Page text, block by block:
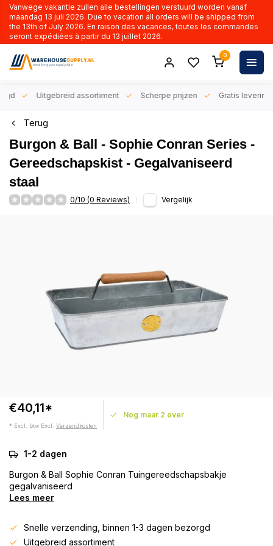
Vanwege vakantie zullen alle bestellingen verstuurd worden vanaf
maandag 13 juli 2026. Due to vacation all orders will be shipped from
the 13th of July 2026. En raison des vacances, toutes les commandes
seront expédiées à partir du 13 juillet 2026.
0
Uitgebreid assortiment Scherpe prijzen Gratis levering
Terug
Burgon & Ball - Sophie Conran Series -
Gereedschapskist - Gegalvaniseerd
staal
0/10 (0 Reviews) Vergelijk
€40,11*
* Excl. btw Excl. Verzendkosten
Nog maar 2 over
1-2 dagen
Burgon & Ball Sophie Conran Tuingereedschapsbakje
gegalvaniseerd
Lees meer
Snelle verzending, binnen 1-3 dagen bezorgd
Uitgebreid assortiment